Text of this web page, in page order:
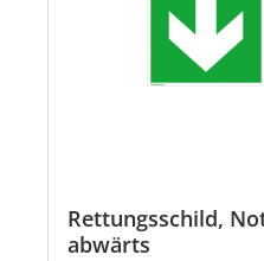
Rettungsschild,
abwärts